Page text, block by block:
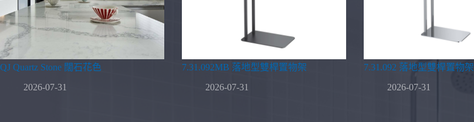
QJ Quartz Stone 闊石花色
2026-07-31
7.31.092MB 落地型雙桿置物架
2026-07-31
7.31.092 落地型雙桿置物架
2026-07-31